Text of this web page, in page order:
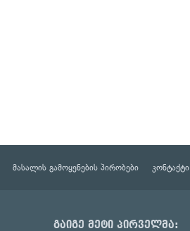
მასალის გამოყენების პირობები კონტაქტი
გაიგე მეტი პირველმა: